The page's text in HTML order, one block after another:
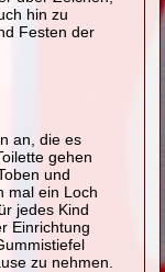
hin zu
Festen der
an, die es
gehen
und
mal ein Loch
jedes Kind
Einrichtung
zu nehmen.